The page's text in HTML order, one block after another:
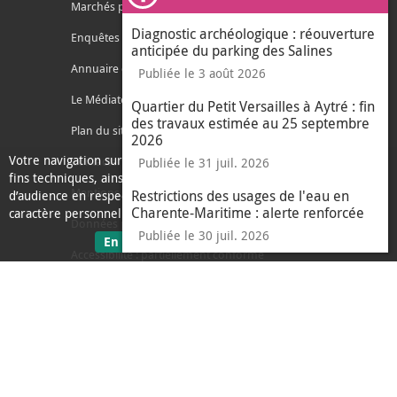
Votre navigation sur ce site nécessite l’usage de cookies pour des
fins techniques, ainsi que des cookies anonymisés de mesure
d’audience en respect de la législation relative aux données à
caractère personnel.
En savoir plussur les données personnelles
J'ai compris
le message
Diagnostic archéologique : réouverture
anticipée du parking des Salines
Publiée le 3 août 2026
Quartier du Petit Versailles à Aytré : fin
des travaux estimée au 25 septembre
2026
Publiée le 31 juil. 2026
Restrictions des usages de l'eau en
Charente-Maritime : alerte renforcée
Publiée le 30 juil. 2026
Marchés publics
Enquêtes publiques
Annuaire des services
Le Médiateur de l'Agglo
Plan du site
Contacter l'agglo
Mentions légales
Accessibilité : partiellement conforme